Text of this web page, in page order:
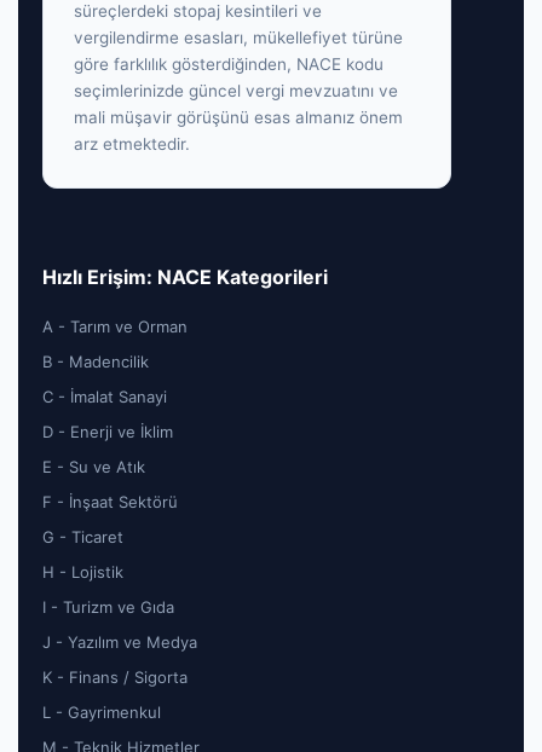
süreçlerdeki stopaj kesintileri ve
vergilendirme esasları, mükellefiyet türüne
göre farklılık gösterdiğinden, NACE kodu
seçimlerinizde güncel vergi mevzuatını ve
mali müşavir görüşünü esas almanız önem
arz etmektedir.
Hızlı Erişim: NACE Kategorileri
A - Tarım ve Orman
B - Madencilik
C - İmalat Sanayi
D - Enerji ve İklim
E - Su ve Atık
F - İnşaat Sektörü
G - Ticaret
H - Lojistik
I - Turizm ve Gıda
J - Yazılım ve Medya
K - Finans / Sigorta
L - Gayrimenkul
M - Teknik Hizmetler